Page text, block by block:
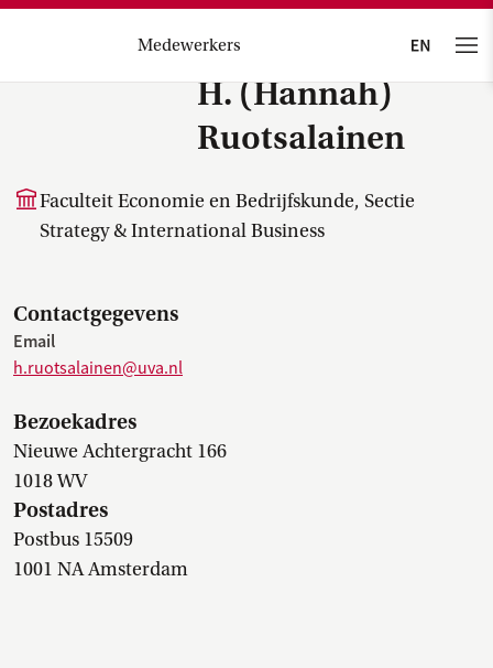
Medewerkers
H. (Hannah)
Ruotsalainen
Faculteit Economie en Bedrijfskunde, Sectie
Strategy & International Business
Contactgegevens
Email
h.ruotsalainen@uva.nl
Bezoekadres
Nieuwe Achtergracht 166
1018 WV
Postadres
Postbus 15509
1001 NA Amsterdam